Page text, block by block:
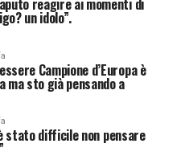
reagire ai momenti di
un idolo”.
Campione d’Europa è
ma sto già pensando a
stato difficile non pensare